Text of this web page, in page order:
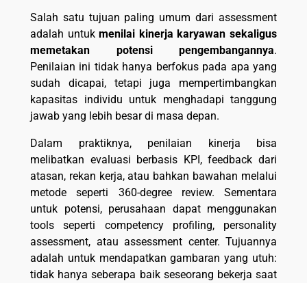
Salah satu tujuan paling umum dari assessment
adalah untukmenilai kinerja karyawan sekaligus
memetakan potensi pengembangannya.
Penilaian ini tidak hanya berfokus pada apa yang
sudah dicapai, tetapi juga mempertimbangkan
kapasitas individu untuk menghadapi tanggung
jawab yang lebih besar di masa depan.
Dalam praktiknya, penilaian kinerja bisa
melibatkan evaluasi berbasis KPI, feedback dari
atasan, rekan kerja, atau bahkan bawahan melalui
metode seperti 360-degree review. Sementara
untuk potensi, perusahaan dapat menggunakan
tools seperti competency profiling, personality
assessment, atau assessment center. Tujuannya
adalah untuk mendapatkan gambaran yang utuh:
tidak hanya seberapa baik seseorang bekerja saat